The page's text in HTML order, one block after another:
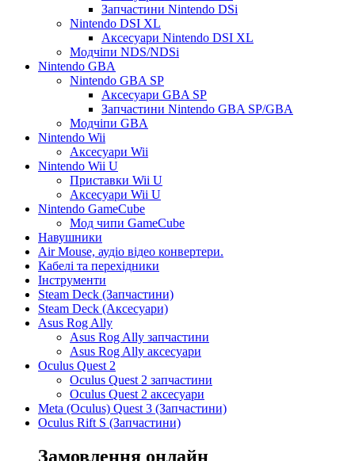
Запчастини Nintendo DSi
Nintendo DSI XL
Аксесуари Nintendo DSI XL
Модчіпи NDS/NDSi
Nintendo GBA
Nintendo GBA SP
Аксесуари GBA SP
Запчастини Nintendo GBA SP/GBA
Модчіпи GBA
Nintendo Wii
Аксесуари Wii
Nintendo Wii U
Приставки Wii U
Аксесуари Wii U
Nintendo GameCube
Мод чипи GameCube
Навушники
Air Mouse, аудіо відео конвертери.
Кабелі та перехідники
Інструменти
Steam Deck (Запчастини)
Steam Deck (Аксесуари)
Asus Rog Ally
Asus Rog Ally запчастини
Asus Rog Ally аксесуари
Oculus Quest 2
Oculus Quest 2 запчастини
Oculus Quest 2 аксесуари
Meta (Oculus) Quest 3 (Запчастини)
Oculus Rift S (Запчастини)
Замовлення онлайн